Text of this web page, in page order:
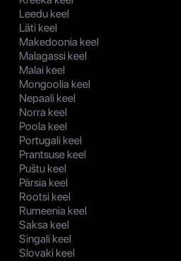
Leedu keel
Läti keel
Makedoonia keel
Malagassi keel
Malai keel
Mongoolia keel
Nepaali keel
Norra keel
Poola keel
Portugali keel
Prantsuse keel
Puštu keel
Pärsia keel
Rootsi keel
Rumeenia keel
Saksa keel
Singali keel
Slovaki keel